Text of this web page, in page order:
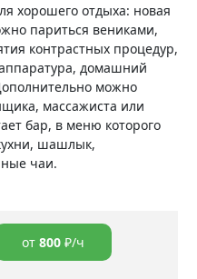
хорошего отдыха: новая
париться вениками,
контрастных процедур,
домашний
можно
массажиста или
бар, в меню которого
шашлык,
чаи.
от 800 ₽/ч